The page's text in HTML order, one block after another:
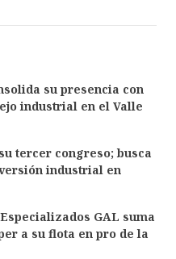
su presencia con
industrial en el Valle
tercer congreso; busca
industrial en
GAL suma
a su flota en pro de la